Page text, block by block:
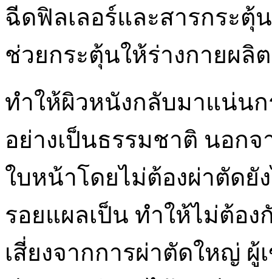
ฉีดฟิลเลอร์และสารกระตุ้
ช่วยกระตุ้นให้ร่างกายผ
ทำให้ผิวหนังกลับมาแน่นก
อย่างเป็นธรรมชาติ นอก
ใบหน้าโดยไม่ต้องผ่าตัดยั
รอยแผลเป็น ทำให้ไม่ต้อง
เสี่ยงจากการผ่าตัดใหญ่